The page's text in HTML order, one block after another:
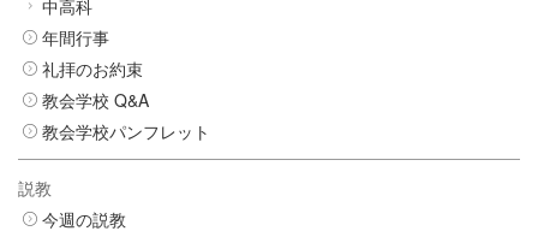
中高科
年間行事
礼拝のお約束
教会学校 Q&A
教会学校パンフレット
説教
今週の説教